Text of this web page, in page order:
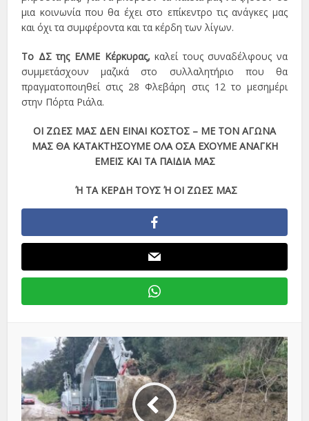
μια κοινωνία που θα έχει στο επίκεντρο τις ανάγκες μας
και όχι τα συμφέροντα και τα κέρδη των λίγων.
Το ΔΣ της ΕΛΜΕ Κέρκυρας,καλεί τους συναδέλφους να
συμμετάσχουν μαζικά στο συλλαλητήριο που θα
πραγματοποιηθεί στις 28 Φλεβάρη στις 12 το μεσημέρι
στην Πόρτα Ριάλα.
ΟΙ ΖΩΕΣ ΜΑΣ ΔΕΝ ΕΙΝΑΙ ΚΟΣΤΟΣ – ΜΕ ΤΟΝ ΑΓΩΝΑ
ΜΑΣ ΘΑ ΚΑΤΑΚΤΗΣΟΥΜΕ ΟΛΑ ΟΣΑ ΕΧΟΥΜΕ ΑΝΑΓΚΗ
ΕΜΕΙΣ ΚΑΙ ΤΑ ΠΑΙΔΙΑ ΜΑΣ
Ή ΤΑ ΚΕΡΔΗ ΤΟΥΣ Ή ΟΙ ΖΩΕΣ ΜΑΣ